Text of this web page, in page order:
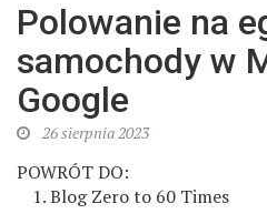
Polowanie na
samochody w
Google
26 sierpnia 2023
POWRÓT DO:
Blog Zero to 60 Times